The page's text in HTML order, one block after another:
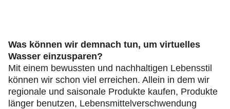
Was können wir demnach tun, um virtuelles
Wasser einzusparen?
Mit einem bewussten und nachhaltigen Lebensstil
können wir schon viel erreichen. Allein in dem wir
regionale und saisonale Produkte kaufen, Produkte
länger benutzen, Lebensmittelverschwendung